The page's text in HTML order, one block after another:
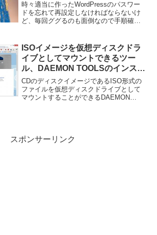
時々適当に作ったWordPressのパスワー
ドを忘れて再設定しなければならないけ
ど、毎回ググるのも面倒なので手順確率
pmysql -u lil...
ISOイメージを仮想ディスクドラ
イブとしてマウントできるツー
ル、DAEMON TOOLSのインスト
ールで余計なソフトをインストー
ルさせないための手順
CDのディスクイメージであるISO形式の
ファイルを仮想ディスクドライブとして
マウントすることができるDAEMON
スポンサーリンク